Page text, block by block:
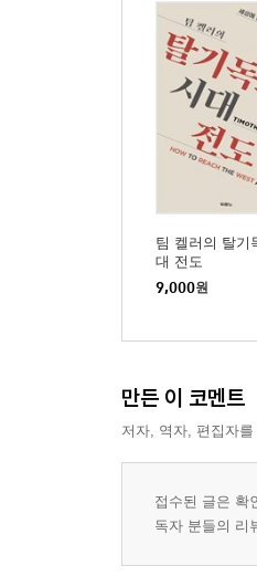
팀 켈러의 탈기
대 전도
9,000원
만든 이 코멘트
저자, 역자, 편집자
접수된 글은 확
독자 분들의 리